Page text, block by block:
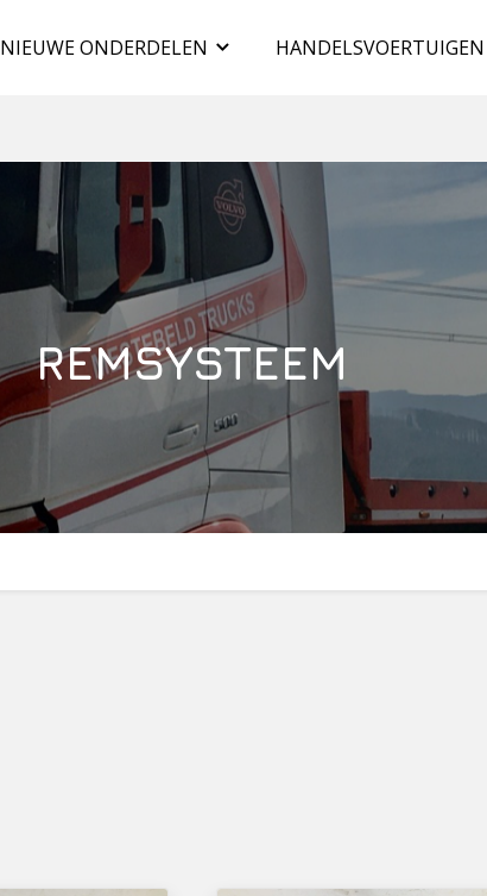
NIEUWE ONDERDELEN HANDELSVOERTUIGEN
REMSYSTEEM